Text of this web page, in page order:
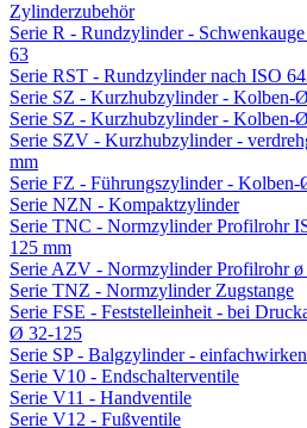
Zylinderzubehör
Serie R - Rundzylinder -
63
Serie RST - Rundzylinder nach ISO
Serie SZ - Kurzhubzylinder - Kolben-
Serie SZ - Kurzhubzylinder - Kolben-
Serie SZV - Kurzhubzylinder -
mm
Serie FZ - Führungszylinder -
Serie NZN - Kompaktzylinder
Serie TNC - Normzylinder Profilrohr
125 mm
Serie AZV - Normzylinder Profilrohr ø
Serie TNZ - Normzylinder Zugstange
Serie FSE - Feststelleinheit - bei
Ø 32-125
Serie SP - Balgzylinder -
Serie V10 - Endschalterventile
Serie V11 - Handventile
Serie V12 - Fußventile